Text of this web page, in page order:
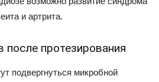
и артрита.
после протезирования
подвергнуться микробной